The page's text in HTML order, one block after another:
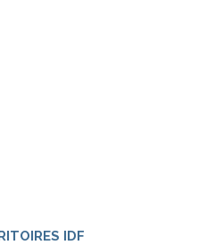
IDF